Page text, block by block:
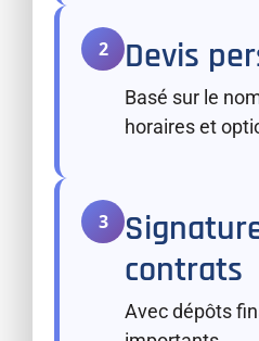
2 Devis
Basé sur le
horaires et
3
contrats
Avec dépôts